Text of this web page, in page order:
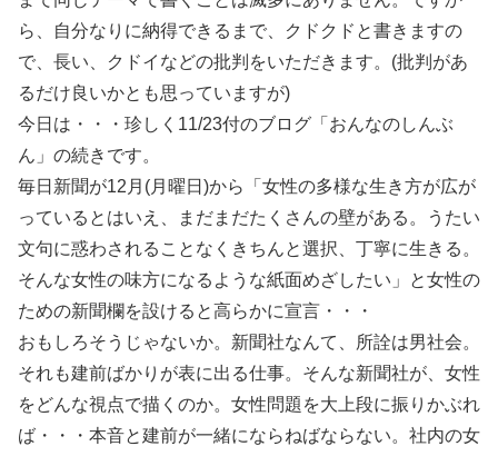
ら、自分なりに納得できるまで、クドクドと書きますの
で、長い、クドイなどの批判をいただきます。(批判があ
るだけ良いかとも思っていますが)
今日は・・・珍しく11/23付のブログ「おんなのしんぶ
ん」の続きです。
毎日新聞が12月(月曜日)から「女性の多様な生き方が広が
っているとはいえ、まだまだたくさんの壁がある。うたい
文句に惑わされることなくきちんと選択、丁寧に生きる。
そんな女性の味方になるような紙面めざしたい」と女性の
ための新聞欄を設けると高らかに宣言・・・
おもしろそうじゃないか。新聞社なんて、所詮は男社会。
それも建前ばかりが表に出る仕事。そんな新聞社が、女性
をどんな視点で描くのか。女性問題を大上段に振りかぶれ
ば・・・本音と建前が一緒にならねばならない。社内の女